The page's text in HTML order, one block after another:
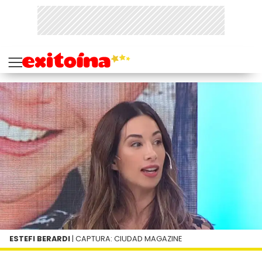
ESTEFI BERARDI | CAPTURA: CIUDAD MAGAZINE